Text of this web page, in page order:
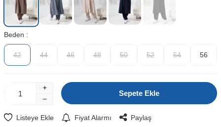
Beden :
42 44 46 48 50 52 54 56
Sepete Ekle
Listeye Ekle Fiyat Alarmı Paylaş